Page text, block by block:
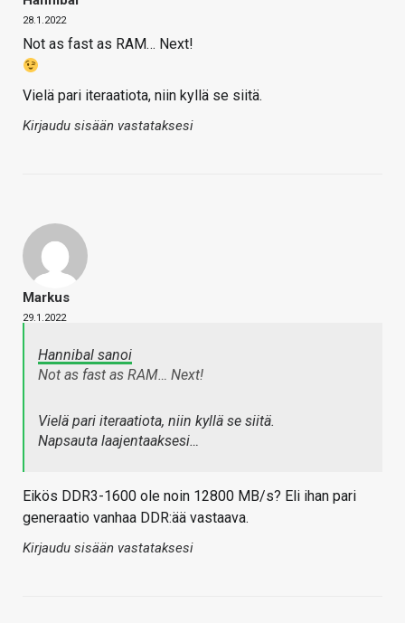
28.1.2022
Not as fast as RAM… Next!
Vielä pari iteraatiota, niin kyllä se siitä.
Kirjaudu sisään vastataksesi
Markus
29.1.2022
Hannibal sanoi
Not as fast as RAM… Next!
Vielä pari iteraatiota, niin kyllä se siitä.
Napsauta laajentaaksesi…
Eikös DDR3-1600 ole noin 12800 MB/s? Eli ihan pari
generaatio vanhaa DDR:ää vastaava.
Kirjaudu sisään vastataksesi